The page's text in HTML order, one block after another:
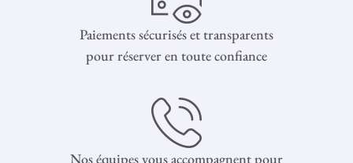
Paiements sécurisés et transparents
pour réserver en toute confiance
Nos équipes vous accompagnent pour